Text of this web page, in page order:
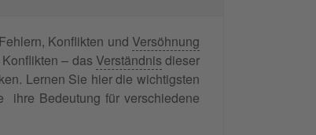
Konflikten und Versöhnung
– das Verständnis dieser
Lernen Sie hier die wichtigsten
ihre Bedeutung für verschiedene